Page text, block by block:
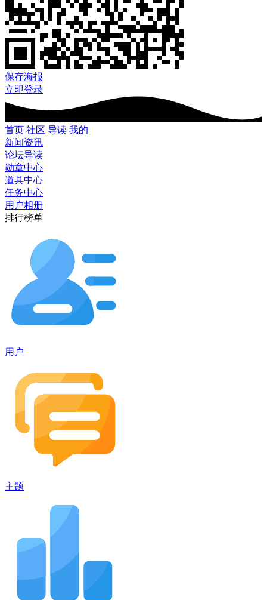
保存海报
立即登录
首页 社区 导读 我的
新闻资讯
论坛导读
勋章中心
道具中心
任务中心
用户相册
排行榜单
用户
主题